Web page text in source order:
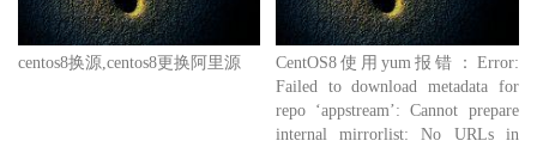
centos8换源,centos8更换阿里源
CentOS8使用yum报错：Error:
Failed to download metadata for
repo ‘appstream’: Cannot prepare
internal mirrorlist: No URLs in